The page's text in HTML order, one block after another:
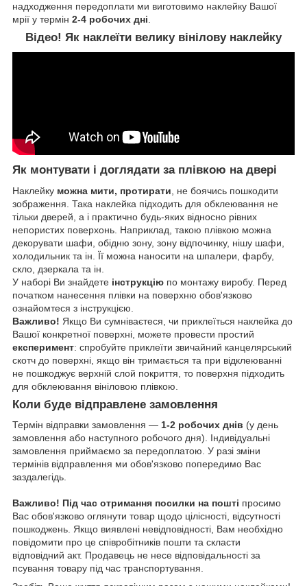
надходження передоплати ми виготовимо наклейку Вашої
мрії у термін 2-4 робочих дні.
Відео! Як наклеїти велику вінілову наклейку
Як монтувати і доглядати за плівкою на двері
Наклейку можна мити, протирати , не боячись пошкодити
зображення. Така наклейка підходить для обклеювання не
тільки дверей, а і практично будь-яких відносно рівних
непористих поверхонь. Наприклад, такою плівкою можна
декорувати шафи, обідню зону, зону відпочинку, нішу шафи,
холодильник та ін. Її можна наносити на шпалери, фарбу,
скло, дзеркала та ін.
У наборі Ви знайдете інструкцію по монтажу виробу. Перед
початком нанесення плівки на поверхню обов'язково
ознайомтеся з інструкцією.
Важливо! Якщо Ви сумніваєтеся, чи приклеїться наклейка до
Вашої конкретної поверхні, можете провести простий
експеримент: спробуйте приклеїти звичайний канцелярський
скотч до поверхні, якщо він тримається та при відклеюванні
не пошкоджує верхній слой покриття, то поверхня підходить
для обклеювання вініловою плівкою.
Коли буде відправлене замовлення
Термін відправки замовлення — 1-2 робочих днів (у день
замовлення або наступного робочого дня). Індивідуальні
замовлення приймаємо за передоплатою. У разі зміни
термінів відправлення ми обов'язково попередимо Вас
заздалегідь.
Важливо! Під час отримання посилки на пошті просимо
Вас обов'язково оглянути товар щодо цілісності, відсутності
пошкоджень. Якщо виявлені невідповідності, Вам необхідно
повідомити про це співробітників пошти та скласти
відповідний акт. Продавець не несе відповідальності за
псування товару під час транспортування.